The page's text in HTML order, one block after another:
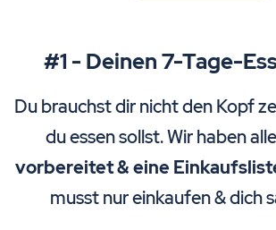
#1 - Deinen 7-Tage-
Du brauchst dir nicht den Kopf
du essen sollst. Wir haben
vorbereitet & eine
musst nur einkaufen & dich